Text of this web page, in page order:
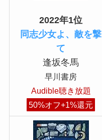
2022年1位
同志少女よ、敵を撃
て
逢坂冬馬
早川書房
Audible聴き放題
50%オフ+1%還元